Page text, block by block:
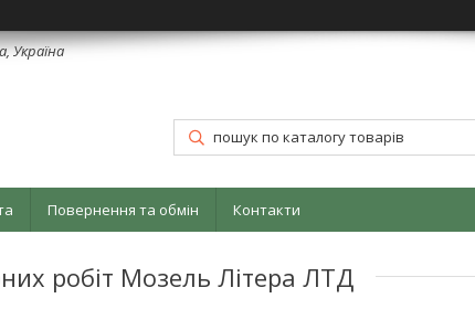
Україна
Повернення та обмін Контакти
робіт Мозель Літера ЛТД